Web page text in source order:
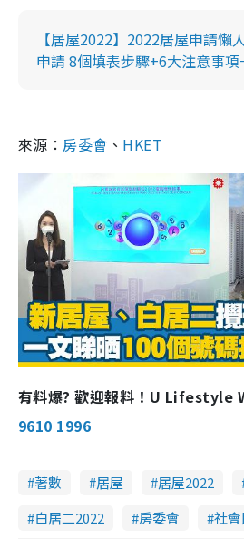
【居屋2022】2022居屋申請懶
申請 8個填表步驟+6大注意事項
來源：房委會 、 HKET
有料爆? 歡迎報料！U Lifestyle
9610 1996
著數 居屋 居屋2022
白居二2022
房委會 社